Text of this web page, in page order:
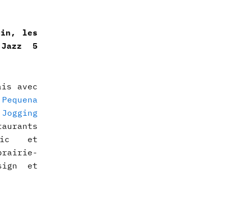
les
5
avec
Jogging
et
et